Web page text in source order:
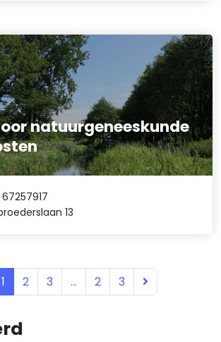
natuurgeneeskunde
67257917
13
1 2 3 ... 2 3